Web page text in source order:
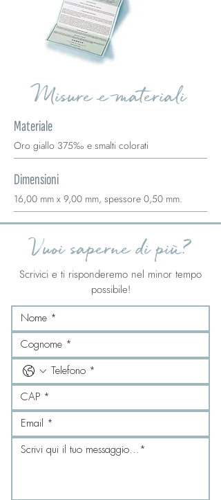
Misure e materiali
Materiale
Oro giallo 375‰ e smalti colorati
Dimensioni
16,00 mm x 9,00 mm, spessore 0,50 mm.
Vuoi saperne di più?
Scrivici e ti risponderemo nel minor tempo
possibile!